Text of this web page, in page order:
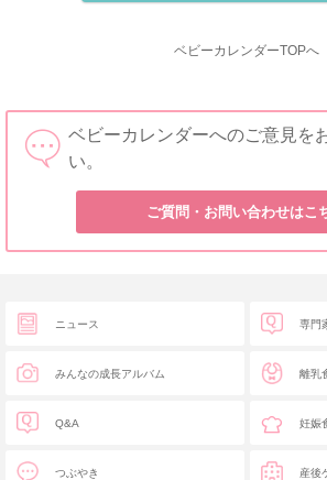
ベビーカレンダーTOPへ
ベビーカレンダーへのご意見を
い。
ご質問・お問い合わせはこ
ニュース
みんなの成長アルバム
Q&A
つぶやき
専門
離乳
妊娠
産後